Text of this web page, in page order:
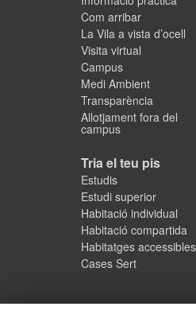
Com arribar
La Vila a vista d’ocell
Visita virtual
Campus
Medi Ambient
Transparència
Allotjament fora del
campus
Tria el teu pis
Estudis
Estudi superior
Habitació individual
Habitació compartida
Habitatges accessibles
Cases Sert